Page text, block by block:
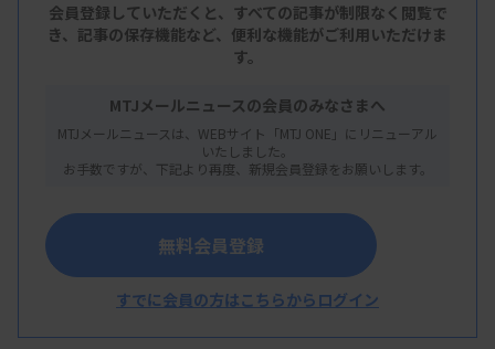
会員登録していただくと、すべての記事が制限なく閲覧で
き、 記事の保存機能など、便利な機能がご利用いただけま
す。
MTJメールニュースの会員のみなさまへ
MTJメールニュースは、WEBサイト「MTJ ONE」にリニューアル
いたしました。
お手数ですが、下記より再度、新規会員登録をお願いします。
無料会員登録
すでに会員の方はこちらからログイン